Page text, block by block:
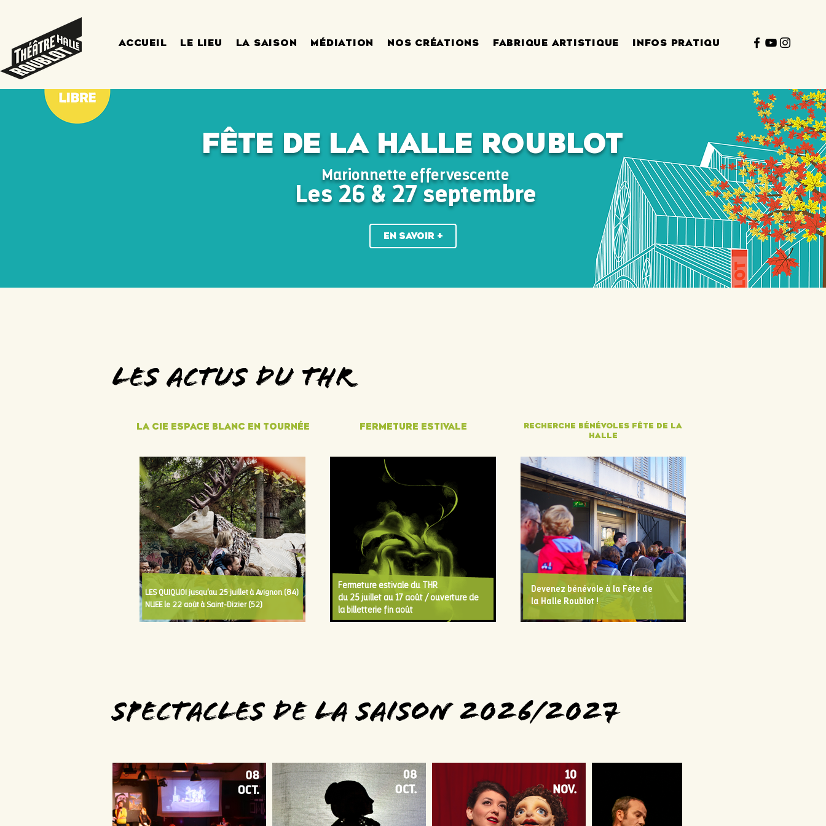
ACCUEIL LE LIEU LA SAISON MÉDIATION NOS CRÉATIONS FABRIQUE ARTISTIQUE INFOS PRATIQUES
fête de la halle roublot
Marionnette effervescente
Les 26 & 27 septembre
EN SAVOIR +
LES ACTUS DU THR
LA CIE ESPACE BLANC EN TOURNéE fermeture estivale
recherche bénévoles fête de la
halle
Devenez bénévole à la Fête de
la Halle Roublot !
Spectacles de la saison 2026/2027
Théâtre Halle Roublot
LES QUIQUOI jusqu'au 25 juillet à Avignon (84)
NUEE le 22 août à Saint-Dizier (52)
Fermeture estivale du THR
du 25 juillet au 17 août / ouverture de
la billetterie fin août